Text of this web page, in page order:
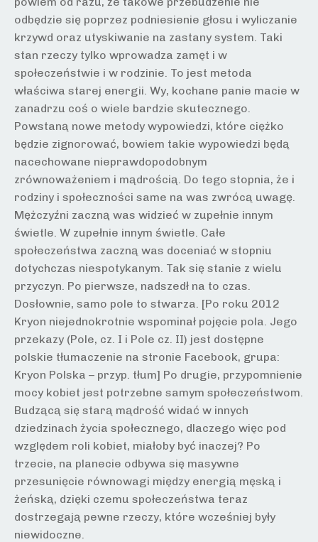
odbędzie się poprzez podniesienie głosu i wyliczanie
krzywd oraz utyskiwanie na zastany system. Taki
stan rzeczy tylko wprowadza zamęt i w
społeczeństwie i w rodzinie. To jest metoda
właściwa starej energii. Wy, kochane panie macie w
zanadrzu coś o wiele bardzie skutecznego.
Powstaną nowe metody wypowiedzi, które ciężko
będzie zignorować, bowiem takie wypowiedzi będą
nacechowane nieprawdopodobnym
zrównoważeniem i mądrością. Do tego stopnia, że i
rodziny i społeczności same na was zwrócą uwagę.
Mężczyźni zaczną was widzieć w zupełnie innym
świetle. W zupełnie innym świetle. Całe
społeczeństwa zaczną was doceniać w stopniu
dotychczas niespotykanym. Tak się stanie z wielu
przyczyn. Po pierwsze, nadszedł na to czas.
Dosłownie, samo pole to stwarza. [Po roku 2012
Kryon niejednokrotnie wspominał pojęcie pola. Jego
przekazy (Pole, cz. I i Pole cz. II) jest dostępne
polskie tłumaczenie na stronie Facebook, grupa:
Kryon Polska – przyp. tłum] Po drugie, przypomnienie
mocy kobiet jest potrzebne samym społeczeństwom.
Budzącą się starą mądrość widać w innych
dziedzinach życia społecznego, dlaczego więc pod
względem roli kobiet, miałoby być inaczej? Po
trzecie, na planecie odbywa się masywne
przesunięcie równowagi między energią męską i
żeńską, dzięki czemu społeczeństwa teraz
dostrzegają pewne rzeczy, które wcześniej były
niewidoczne.